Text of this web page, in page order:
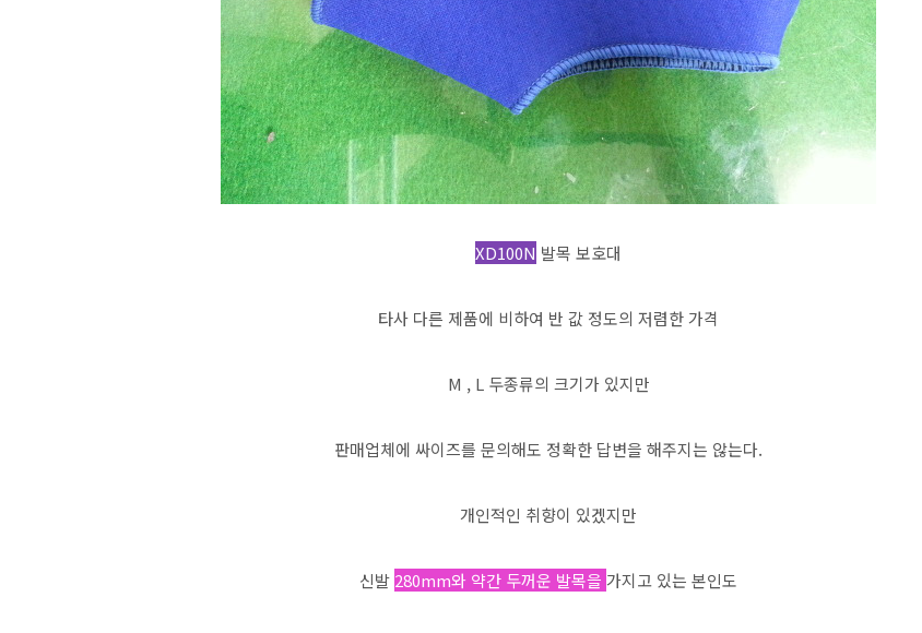
XD100N 발목 보호대
타사 다른 제품에 비하여 반 값 정도의 저렴한 가격
M , L 두종류의 크기가 있지만
판매업체에 싸이즈를 문의해도 정확한 답변을 해주지는 않는다.
개인적인 취향이 있겠지만
신발 280mm와 약간 두꺼운 발목을 가지고 있는 본인도